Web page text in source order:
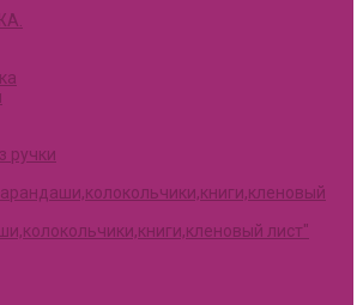
ручки
лист"